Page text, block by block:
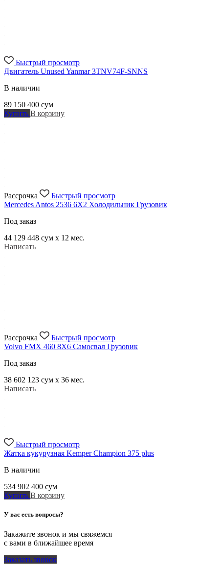
Быстрый просмотр
Двигатель Unused Yanmar 3TNV74F-SNNS
В наличии
89 150 400 сум
Купить В корзину
Рассрочка
Быстрый просмотр
Mercedes Antos 2536 6X2 Холодильник Грузовик
Под заказ
44 129 448 сум x 12 мес.
Написать
Рассрочка
Быстрый просмотр
Volvo FMX 460 8X6 Самосвал Грузовик
Под заказ
38 602 123 сум x 36 мес.
Написать
Быстрый просмотр
Жатка кукурузная Kemper Champion 375 plus
В наличии
534 902 400 сум
Купить В корзину
У вас есть вопросы?
Закажите звонок и мы свяжемся
с вами в ближайшее время
Заказать звонок